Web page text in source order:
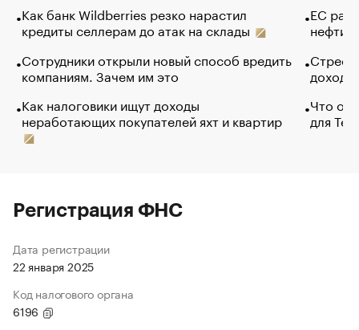
Как банк Wildberries резко нарастил
кредиты селлерам до атак на склады
Сотрудники открыли новый способ вредить
компаниям. Зачем им это
Как налоговики ищут доходы
неработающих покупателей яхт и квартир
ЕС
нефти
Что
для
Регистрация ФНС
Дата регистрации
22 января 2025
Код налогового органа
6196